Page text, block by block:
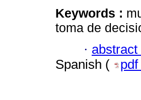
Keywords :
toma de
· abstract
Spanish (
pdf